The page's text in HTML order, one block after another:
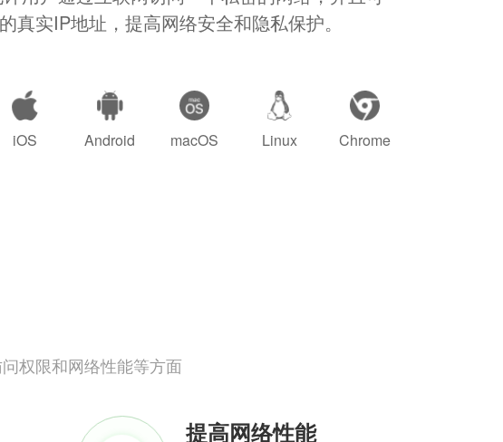
真实IP地址，提高网络安全和隐私保护。
iOS Android macOS Linux Chrome
权限和网络性能等方面
提高网络性能